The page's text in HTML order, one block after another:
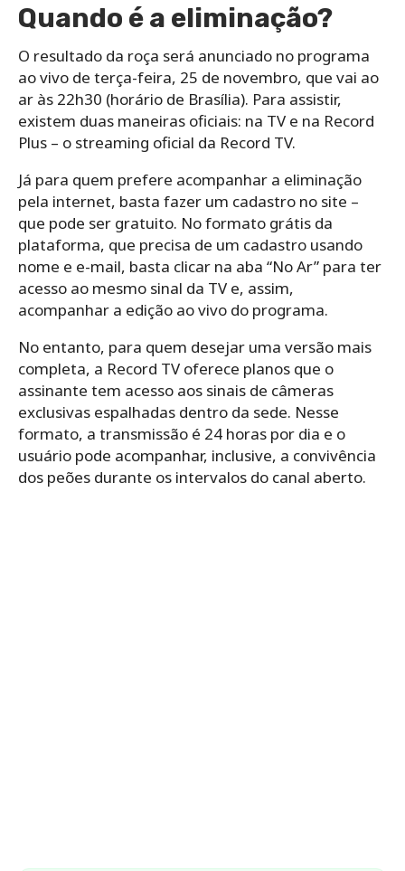
Quando é a eliminação?
O resultado da roça será anunciado no programa
ao vivo de terça-feira, 25 de novembro, que vai ao
ar às 22h30 (horário de Brasília). Para assistir,
existem duas maneiras oficiais: na TV e na Record
Plus – o streaming oficial da Record TV.
Já para quem prefere acompanhar a eliminação
pela internet, basta fazer um cadastro no site –
que pode ser gratuito. No formato grátis da
plataforma, que precisa de um cadastro usando
nome e e-mail, basta clicar na aba “No Ar” para ter
acesso ao mesmo sinal da TV e, assim,
acompanhar a edição ao vivo do programa.
No entanto, para quem desejar uma versão mais
completa, a Record TV oferece planos que o
assinante tem acesso aos sinais de câmeras
exclusivas espalhadas dentro da sede. Nesse
formato, a transmissão é 24 horas por dia e o
usuário pode acompanhar, inclusive, a convivência
dos peões durante os intervalos do canal aberto.